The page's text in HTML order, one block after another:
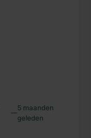
—5 maanden
geleden